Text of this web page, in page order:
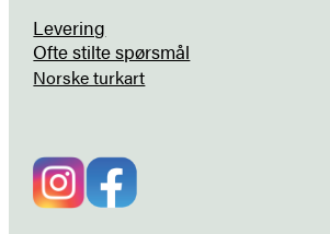
Levering
Ofte stilte spørsmål
Norske turkart